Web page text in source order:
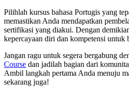
Pilihlah kursus bahasa Portugis yang
memastikan Anda mendapatkan
sertifikasi yang diakui. Dengan
kepercayaan diri dan kompetensi untuk
Jangan ragu untuk segera bergabung
Course dan jadilah bagian dari
Ambil langkah pertama Anda menuju
sekarang juga!